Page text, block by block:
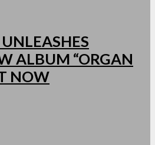
ALBUM “ORGAN
NOW